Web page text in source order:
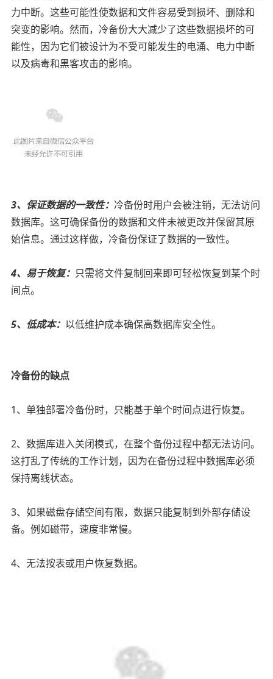
力中断。这些可能性使数据和文件容易受到损坏、删除和
突变的影响。然而，冷备份大大减少了这些数据损坏的可
能性，因为它们被设计为不受可能发生的电涌、电力中断
以及病毒和黑客攻击的影响。
3、保证数据的一致性： 冷备份时用户会被注销，无法访问
数据库。这可确保备份的数据和文件未被更改并保留其原
始信息。通过这样做，冷备份保证了数据的一致性。
4、易于恢复： 只需将文件复制回来即可轻松恢复到某个时
间点。
5、低成本： 以低维护成本确保高数据库安全性。
冷备份的缺点
1、单独部署冷备份时，只能基于单个时间点进行恢复。
2、数据库进入关闭模式，在整个备份过程中都无法访问。
这打乱了传统的工作计划，因为在备份过程中数据库必须
保持离线状态。
3、如果磁盘存储空间有限，数据只能复制到外部存储设
备。例如磁带，速度非常慢。
4、无法按表或用户恢复数据。